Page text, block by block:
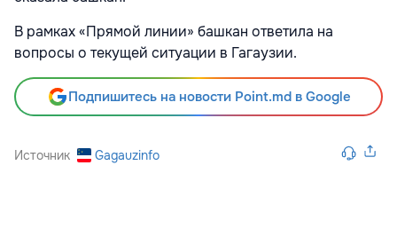
В рамках «Прямой линии» башкан ответила на
вопросы о текущей ситуации в Гагаузии.
Подпишитесь на новости Point.md в Google
Источник Gagauzinfo